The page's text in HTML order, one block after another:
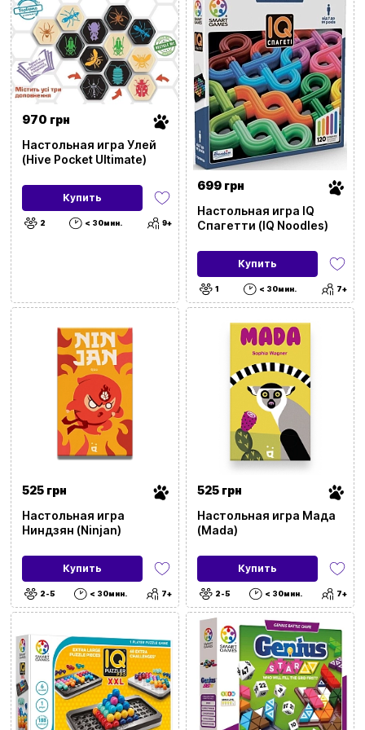
970 грн
Настольная игра Улей
(Hive Pocket Ultimate)
Купить
2 < 30мин. 9+
699 грн
Настольная игра IQ
Спагетти (IQ Noodles)
Купить
1 < 30мин. 7+
525 грн
Настольная игра
Ниндзян (Ninjan)
Купить
2-5 < 30мин. 7+
525 грн
Настольная игра Мада
(Mada)
Купить
2-5 < 30мин. 7+